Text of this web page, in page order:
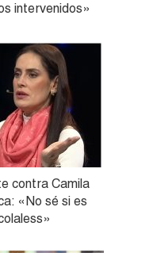
intervenidos»
contra Camila
«No sé si es